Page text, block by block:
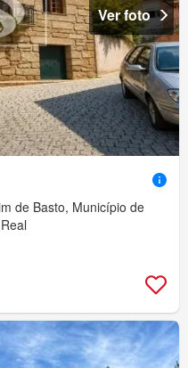
Ver foto
de Basto, Município de